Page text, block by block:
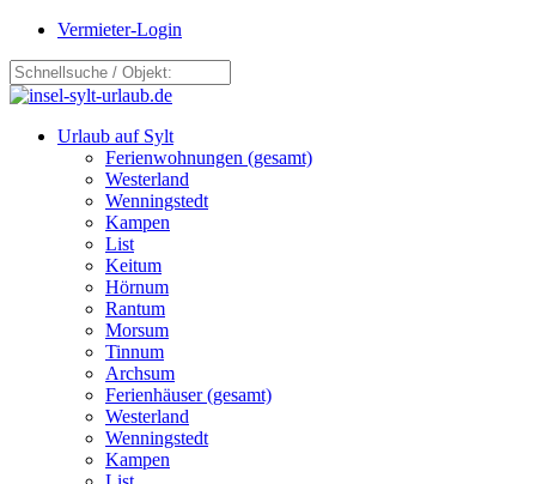
Vermieter-Login
Urlaub auf Sylt
Ferienwohnungen (gesamt)
Westerland
Wenningstedt
Kampen
List
Keitum
Hörnum
Rantum
Morsum
Tinnum
Archsum
Ferienhäuser (gesamt)
Westerland
Wenningstedt
Kampen